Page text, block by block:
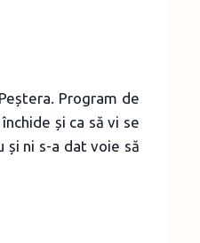
Program de
și ca să vi se
și ni s-a dat voie să